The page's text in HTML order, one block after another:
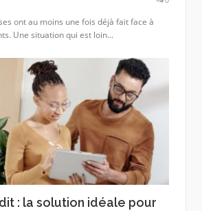
ont au moins une fois déjà fait face à
Une situation qui est loin...
: la solution idéale pour